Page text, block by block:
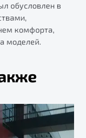
обусловлен в
комфорта,
моделей.